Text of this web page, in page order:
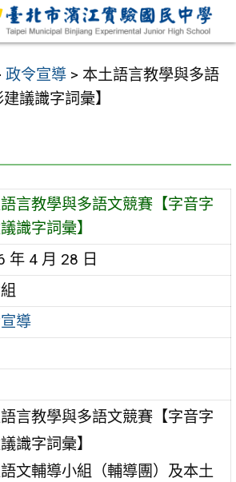
政令宣導 > 本土語言教學與多語
議識字詞彙】
言教學與多語文競賽【字音字
識字詞彙】
年 4 月 28 日
導
言教學與多語文競賽【字音字
識字詞彙】
文輔導小組（輔導團）及本土